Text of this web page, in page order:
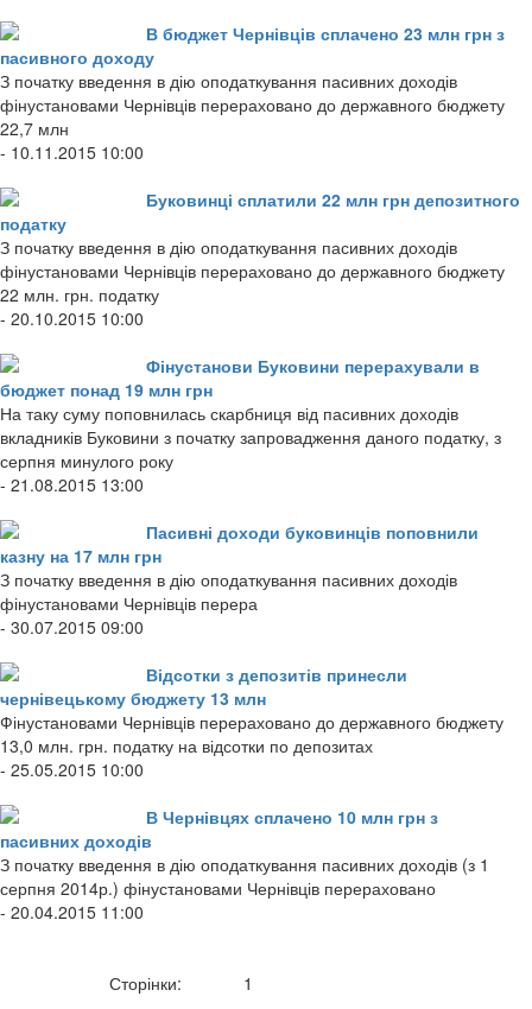
В бюджет Чернівців сплачено 23 млн грн з
пасивного доходу
З початку введення в дію оподаткування пасивних доходів
фінустановами Чернівців перераховано до державного бюджету
22,7 млн
- 10.11.2015 10:00
Буковинці сплатили 22 млн грн депозитного
податку
З початку введення в дію оподаткування пасивних доходів
фінустановами Чернівців перераховано до державного бюджету
22 млн. грн. податку
- 20.10.2015 10:00
Фінустанови Буковини перерахували в
бюджет понад 19 млн грн
На таку суму поповнилась скарбниця від пасивних доходів
вкладників Буковини з початку запровадження даного податку, з
серпня минулого року
- 21.08.2015 13:00
Пасивні доходи буковинців поповнили
казну на 17 млн грн
З початку введення в дію оподаткування пасивних доходів
фінустановами Чернівців перера
- 30.07.2015 09:00
Відсотки з депозитів принесли
чернівецькому бюджету 13 млн
Фінустановами Чернівців перераховано до державного бюджету
13,0 млн. грн. податку на відсотки по депозитах
- 25.05.2015 10:00
В Чернівцях сплачено 10 млн грн з
пасивних доходів
З початку введення в дію оподаткування пасивних доходів (з 1
серпня 2014р.) фінустановами Чернівців перераховано
- 20.04.2015 11:00
Сторінки: 1